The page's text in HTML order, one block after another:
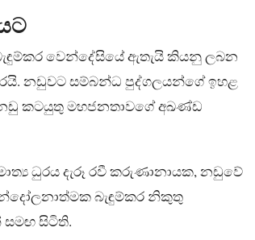
වෙන්දේසියේ ඇතැයි කියනු ලබන
නඩුවට සම්බන්ධ පුද්ගලයන්ගේ ඉහළ
නඩු කටයුතු මහජනතාවගේ අඛණ්ඩ
ධුරය දැරූ රවී කරුණානායක, නඩුවේ
බැඳුම්කර නිකුතු
සිටිති.